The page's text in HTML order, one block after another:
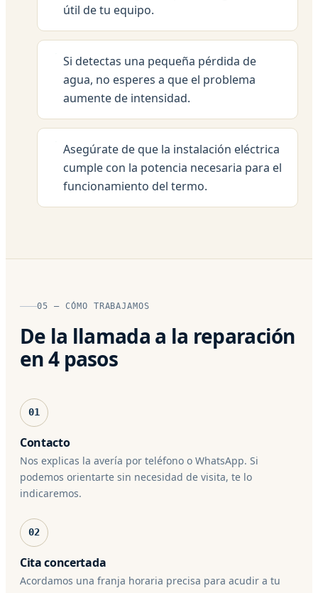
útil de tu equipo.
Si detectas una pequeña pérdida de
agua, no esperes a que el problema
aumente de intensidad.
Asegúrate de que la instalación eléctrica
cumple con la potencia necesaria para el
funcionamiento del termo.
05 — CÓMO TRABAJAMOS
De la llamada a la reparación
en 4 pasos
01
Contacto
Nos explicas la avería por teléfono o WhatsApp. Si
podemos orientarte sin necesidad de visita, te lo
indicaremos.
02
Cita concertada
Acordamos una franja horaria precisa para acudir a tu